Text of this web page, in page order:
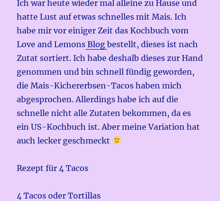
Ich war heute wieder mal alleine zu Hause und
hatte Lust auf etwas schnelles mit Mais. Ich
habe mir vor einiger Zeit das Kochbuch vom
Love and Lemons Blogbestellt, dieses ist nach
Zutat sortiert. Ich habe deshalb dieses zur Hand
genommen und bin schnell fündig geworden,
die Mais-Kichererbsen-Tacos haben mich
abgesprochen. Allerdings habe ich auf die
schnelle nicht alle Zutaten bekommen, da es
ein US-Kochbuch ist. Aber meine Variation hat
auch lecker geschmeckt
Rezept für 4 Tacos
4 Tacos oder Tortillas